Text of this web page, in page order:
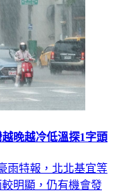
晚越冷低溫探1字頭
雨特報，北北基宜等
明顯，仍有機會發